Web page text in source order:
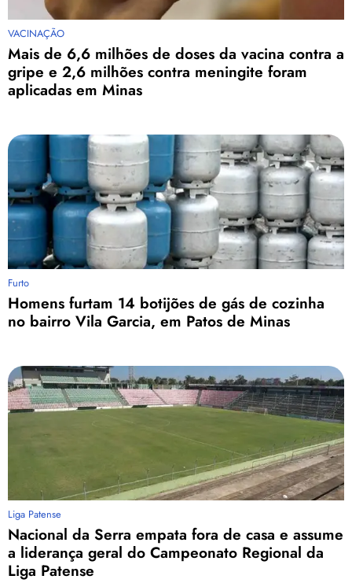
VACINAÇÃO
Mais de 6,6 milhões de doses da vacina contra a
gripe e 2,6 milhões contra meningite foram
aplicadas em Minas
Furto
Homens furtam 14 botijões de gás de cozinha
no bairro Vila Garcia, em Patos de Minas
Liga Patense
Nacional da Serra empata fora de casa e assume
a liderança geral do Campeonato Regional da
Liga Patense